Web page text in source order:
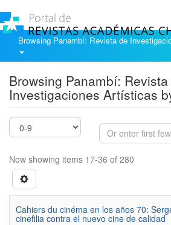
Browsing Panambí: Revista de
Browsing Panambí:
Investigaciones Artísticas
Now showing items 17-36 of 280
Cahiers du cinéma en los años 70:
cinefilia contra el nuevo cine de calidad